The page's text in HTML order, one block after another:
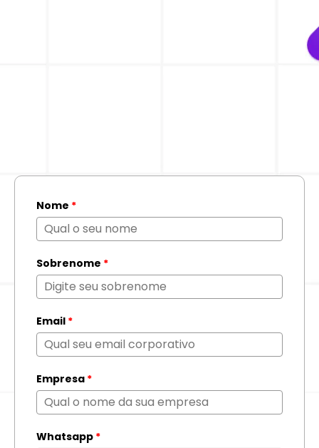
Nome *
Sobrenome *
Email *
Empresa *
Whatsapp *